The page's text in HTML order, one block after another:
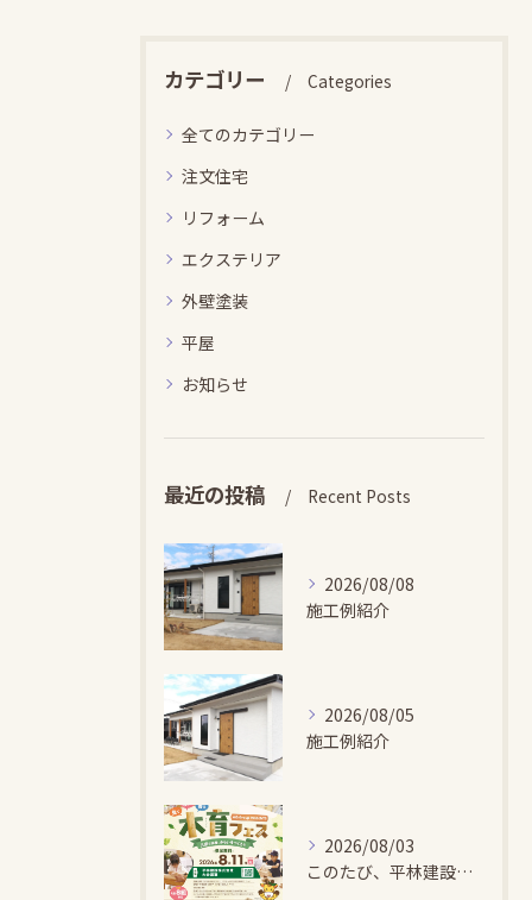
カテゴリー Categories
全てのカテゴリー
注文住宅
リフォーム
エクステリア
外壁塗装
平屋
お知らせ
最近の投稿 Recent Posts
2026/08/08
施工例紹介
2026/08/05
施工例紹介
2026/08/03
このたび、平林建設では、お子さまが木とふれあい・木について学...